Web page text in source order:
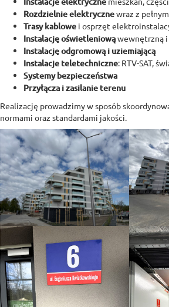
Rozdzielnie elektrycznewraz z
Trasy kablowe i osprzęt
Instalację oświetleniowąwewnętrzną
Instalację odgromową i uziemiającą
Instalacje teletechniczne: RTV-SAT,
Systemy bezpieczeństwa
Przyłącza i zasilanie terenu
Realizację prowadzimy w sposób
normami oraz standardami jakości.